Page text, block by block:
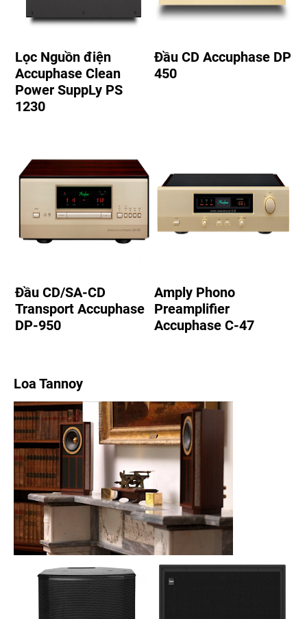
Lọc Nguồn điện
Accuphase Clean
Power SuppLy PS
1230
Đầu CD Accuphase DP
450
Đầu CD/SA-CD
Transport Accuphase
DP-950
Amply Phono
Preamplifier
Accuphase C-47
Loa Tannoy